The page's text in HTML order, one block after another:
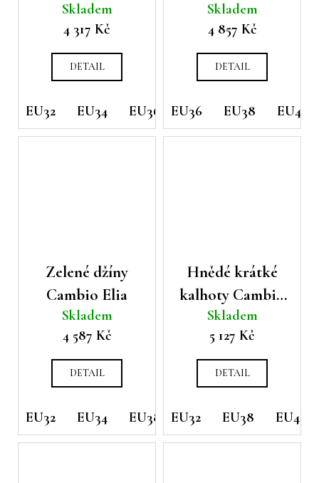
California
Skladem
4 317 Kč
DETAIL
EU32 EU34 EU36 EU38 EU40 EU42
asymetrickým
zapínáním
Skladem
4 857 Kč
DETAIL
EU36 EU38 EU40
Zelené džíny
Cambio Elia
Skladem
4 587 Kč
DETAIL
EU32 EU34 EU38 EU40 EU42 EU44
Hnědé krátké
kalhoty Cambio
Etienne
Skladem
5 127 Kč
DETAIL
EU32 EU38 EU40